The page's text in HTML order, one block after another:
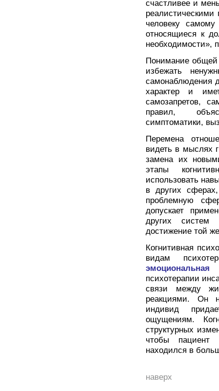
счастливее и
человеку
относящиеся к
необходимости»,
Понимание общей
избежать
самонаблюдения
характер и
самозапретов,
правил,
симптоматики,
Перемена
видеть в мыслях
замена их
этапы
использовать
в других
проблемную
допускает
других систем
достижение той
Когнитивная
видам
эмоциональная
психотерапии
связи между
реакциями. Он
индивид
ощущениям.
структурных
чтобы пациент
находился в
наверх